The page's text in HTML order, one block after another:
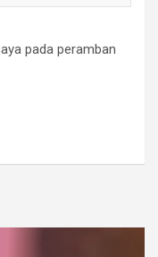
pada peramban